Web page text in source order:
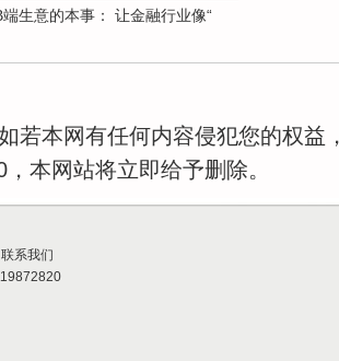
生意的本事： 让金融行业像“
若本网有任何内容侵犯您的权益
本网站将立即给予删除。
联系我们